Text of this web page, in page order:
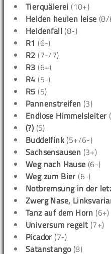
Tierquälerei (10+)
Helden heulen leise
Heldenfall (8-)
R1 (6-)
R2 (7-/7)
R3 (6+)
R4 (5-)
R5 (5)
Pannenstreifen (3)
Endlose Himmelsleiter
(?) (5)
Buddelfink (5+/6-)
Sachsensausen (3+)
Weg nach Hause (6-)
Weg zum Bier (6-)
Notbremsung in der
Zwerg Nase,
Tanz auf dem Horn (6+)
Universum regelt (7+)
Picador (7-)
Satanstango(8)